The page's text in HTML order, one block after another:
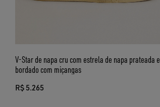
V-Star de napa cru com estrela de napa prateada e
bordado com miçangas
R$ 5.265